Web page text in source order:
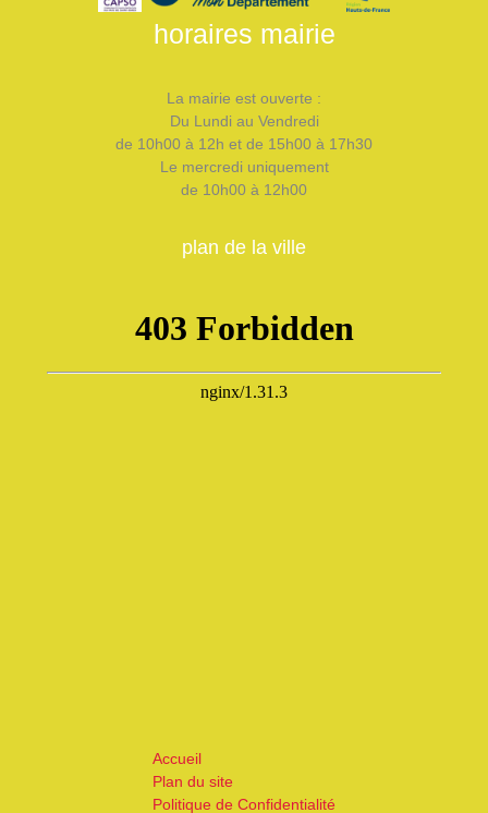
horaires mairie
La mairie est ouverte :
Du Lundi au Vendredi
de 10h00 à 12h et de 15h00 à 17h30
Le mercredi uniquement
de 10h00 à 12h00
plan de la ville
Accueil
Plan du site
Politique de Confidentialité